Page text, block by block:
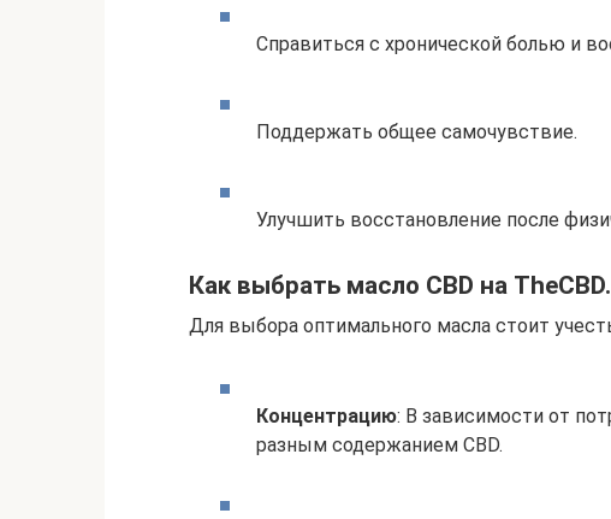
Справиться с хронической болью и
Поддержать общее самочувствие.
Улучшить восстановление после
Как выбрать масло CBD на
Для выбора оптимального масла стоит
Концентрацию: В зависимости от
разным содержанием CBD.